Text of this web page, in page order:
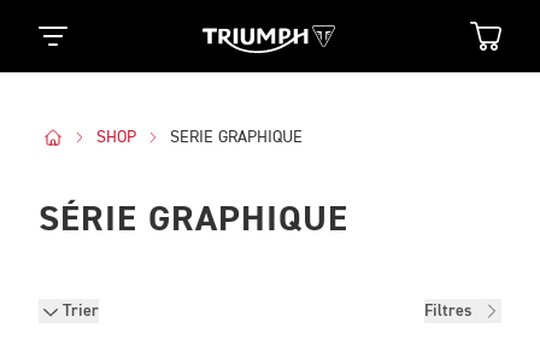
SHOP SERIE GRAPHIQUE
SÉRIE GRAPHIQUE
Trier Filtres
Filtres